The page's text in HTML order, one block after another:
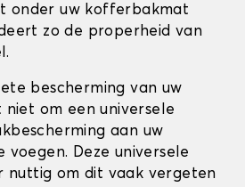
onder uw kofferbakmat
zo de properheid van
bescherming van uw
om een universele
aan uw
Deze universele
nuttig om dit vaak vergeten